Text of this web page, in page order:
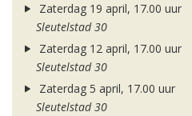
Zaterdag 19 april, 17.00 uur
Sleutelstad 30
Zaterdag 12 april, 17.00 uur
Sleutelstad 30
Zaterdag 5 april, 17.00 uur
Sleutelstad 30